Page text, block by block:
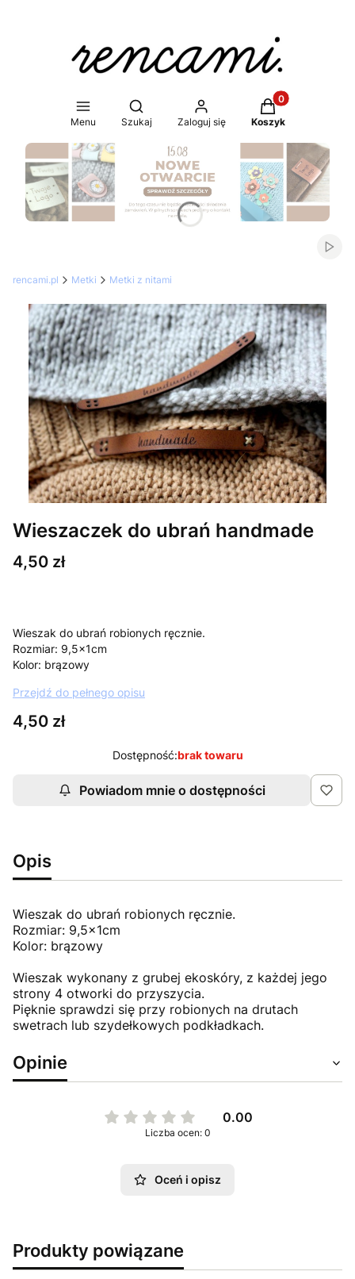
Menu
Otwórz wyszukiwarkę
Szukaj Zaloguj się
Produkty w
Koszyk
Naciśnij Enter lub spację, aby otworzyć stronę.
rencami.pl Metki Metki z nitami
Wieszaczek do ubrań handmade
Cena
4,50 zł
Wieszak do ubrań robionych ręcznie.
Rozmiar: 9,5x1cm
Kolor: brązowy
Przejdź do pełnego opisu
Cena
4,50 zł
Dostępność:brak towaru
Powiadom mnie o dostępności
Opis
Wieszak do ubrań robionych ręcznie.
Rozmiar: 9,5x1cm
Kolor: brązowy
Wieszak wykonany z grubej ekoskóry, z każdej jego
strony 4 otworki do przyszycia.
Pięknie sprawdzi się przy robionych na drutach
swetrach lub szydełkowych podkładkach.
Opinie
0.00
Liczba ocen: 0
Oceń i opisz
Produkty powiązane